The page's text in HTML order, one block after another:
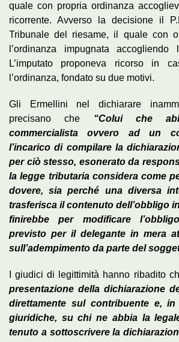
quale con propria ordinanza
ricorrente. Avverso la decisione il
Tribunale del riesame, il quale con
l’ordinanza impugnata accogliendo
L’imputato proponeva ricorso in
l’ordinanza, fondato su due motivi.
Gli Ermellini nel dichiarare
precisano che “Colui che
commercialista ovvero ad un
l’incarico di compilare la
per ciò stesso, esonerato da
la legge tributaria considera come
dovere, sia perché una diversa
trasferisca il contenuto dell’obbligo
finirebbe per modificare
previsto per il delegante in mera
sull’adempimento da parte del
I giudici di legittimità hanno ribadito
presentazione della dichiarazione
direttamente sul contribuente e,
giuridiche, su chi ne abbia la
tenuto a sottoscrivere la